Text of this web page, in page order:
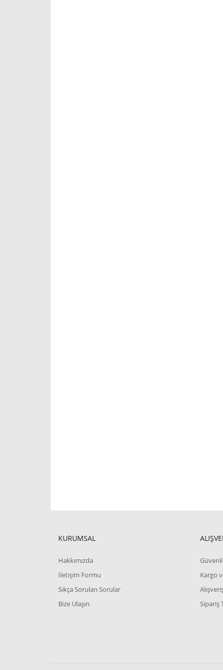
KURUMSAL
Hakkımızda
İletişim Formu
Sıkça Sorulan Sorular
Bize Ulaşın
Güvenli
Kargo
Sipariş